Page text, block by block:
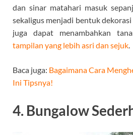
dan sinar matahari masuk
sekaligus menjadi bentuk
juga dapat menambahkan
tampilan yang lebih asri dan sejuk.
Baca juga: Bagaimana Cara
Ini Tipsnya!
4. Bungalow